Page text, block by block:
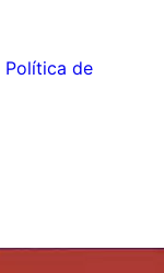
Política de